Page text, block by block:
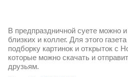
В предпраздничной суете можно
близких и коллег. Для этого
подборку картинок и открыток с
которые можно скачать и
друзьям.